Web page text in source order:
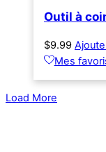
Outil à
$9.99
Mes
Load More